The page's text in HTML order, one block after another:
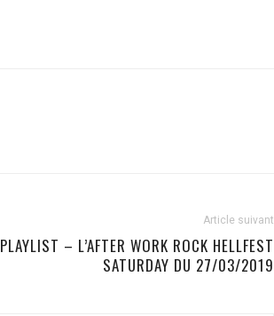
Article suivant
PLAYLIST – L’AFTER WORK ROCK HELLFEST
SATURDAY DU 27/03/2019